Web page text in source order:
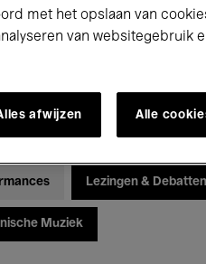
Lezingen & Debatten
Muziek
met het opslaan van
van websitegebruik
afwijzen Alle